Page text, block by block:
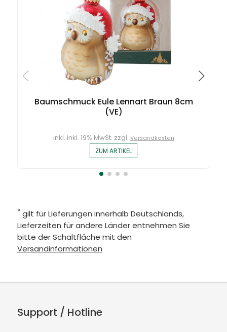
Baumschmuck Eule Lennart Braun 8cm
(VE)
inkl. inkl. 19% MwSt. zzgl. Versandkosten
ZUM ARTIKEL
* gilt für Lieferungen innerhalb Deutschlands,
Lieferzeiten für andere Länder entnehmen Sie
bitte der Schaltfläche mit den
Versandinformationen
Support / Hotline